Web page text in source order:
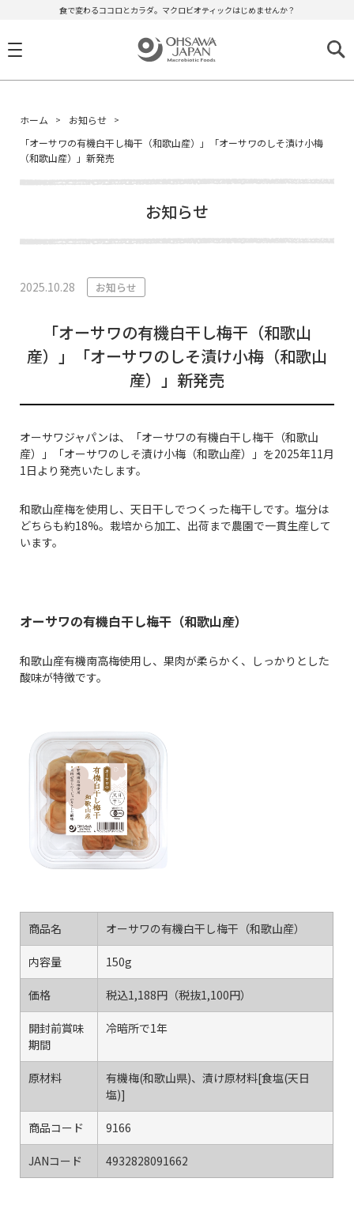
食で変わるココロとカラダ。マクロビオティックはじめませんか？
ホーム
お知らせ
「オーサワの有機白干し梅干（和歌山産）」「オーサワのしそ漬け小梅
（和歌山産）」新発売
お知らせ
2025.10.28 お知らせ
「オーサワの有機白干し梅干（和歌山
産）」「オーサワのしそ漬け小梅（和歌山
産）」新発売
オーサワジャパンは、「オーサワの有機白干し梅干（和歌山
産）」「オーサワのしそ漬け小梅（和歌山産）」を2025年11月
1日より発売いたします。
和歌山産梅を使用し、天日干しでつくった梅干しです。塩分は
どちらも約18%。栽培から加工、出荷まで農園で一貫生産して
います。
オーサワの有機白干し梅干（和歌山産）
和歌山産有機南高梅使用し、果肉が柔らかく、しっかりとした
酸味が特徴です。
商品名 オーサワの有機白干し梅干（和歌山産）
内容量 150g
価格 税込1,188円（税抜1,100円）
開封前賞味
期間
冷暗所で1年
原材料
有機梅(和歌山県)、漬け原材料[食塩(天日
塩)]
商品コード 9166
JANコード 4932828091662